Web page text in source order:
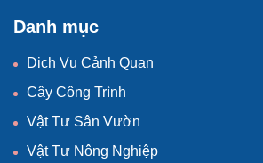
Danh mục
Dịch Vụ Cảnh Quan
Cây Công Trình
Vật Tư Sân Vườn
Vật Tư Nông Nghiệp